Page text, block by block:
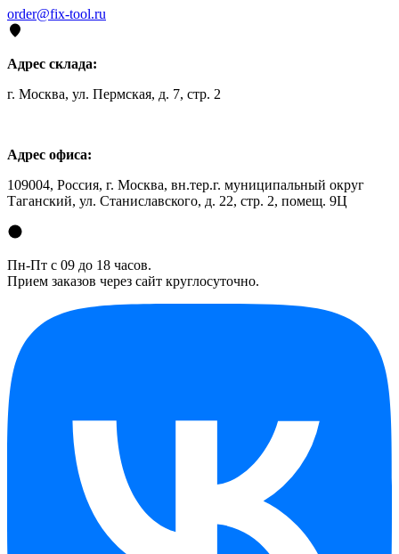
order@fix-tool.ru
Адрес склада:
г. Москва, ул. Пермская, д. 7, стр. 2
Адрес офиса:
109004, Россия, г. Москва, вн.тер.г. муниципальный округ
Таганский, ул. Станиславского, д. 22, стр. 2, помещ. 9Ц
Пн-Пт с 09 до 18 часов.
Прием заказов через сайт круглосуточно.